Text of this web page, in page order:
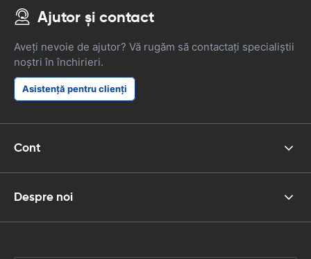
Ajutor și contact
Aveți nevoie de ajutor? Vă rugăm să contactați specialiștii
noștri în închirieri.
Asistență pentru clienți
Cont
Despre noi